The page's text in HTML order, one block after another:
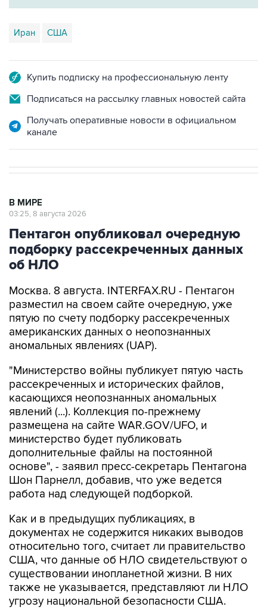
Иран США
Купить подписку на профессиональную ленту
Подписаться на рассылку главных новостей сайта
Получать оперативные новости в официальном
канале
В МИРЕ
03:25, 8 августа 2026
Пентагон опубликовал очередную
подборку рассекреченных данных
об НЛО
Москва. 8 августа. INTERFAX.RU - Пентагон
разместил на своем сайте очередную, уже
пятую по счету подборку рассекреченных
американских данных о неопознанных
аномальных явлениях (UAP).
"Министерство войны публикует пятую часть
рассекреченных и исторических файлов,
касающихся неопознанных аномальных
явлений (...). Коллекция по-прежнему
размещена на сайте WAR.GOV/UFO, и
министерство будет публиковать
дополнительные файлы на постоянной
основе", - заявил пресс-секретарь Пентагона
Шон Парнелл, добавив, что уже ведется
работа над следующей подборкой.
Как и в предыдущих публикациях, в
документах не содержится никаких выводов
относительно того, считает ли правительство
США, что данные об НЛО свидетельствуют о
существовании инопланетной жизни. В них
также не указывается, представляют ли НЛО
угрозу национальной безопасности США.